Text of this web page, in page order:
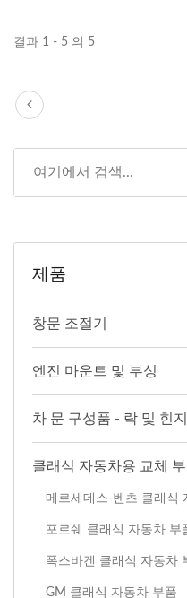
결과 1 - 5 의 5
제품
창문 조절기
엔진 마운트 및 부싱
차 문 구성품 - 락 및 힌지
클래식 자동차용 교체
메르세데스-벤츠 클래식
포르쉐 클래식 자동차 부
폭스바겐 클래식 자동차
GM 클래식 자동차 부품